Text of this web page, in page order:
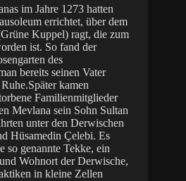
im Jahre 1273 hatten
errichtet, über dem
Kuppel) ragt, die zum
ist. So fand der
des
bereits seinen Vater
kamen
Familienmitglieder
Mevlana sein Sohn Sultan
unter den Derwischen
Hüsamedin Çelebi. Es
so genannte Tekke, ein
Wohnort der Derwische,
in kleine Zellen